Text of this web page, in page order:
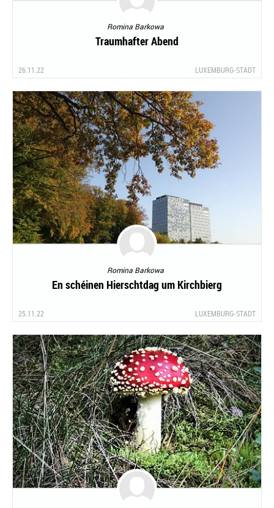
Romina Barkowa
Traumhafter Abend
26.11.22 LUXEMBURG-STADT
Romina Barkowa
En schéinen Hierschtdag um Kirchbierg
25.11.22 LUXEMBURG-STADT